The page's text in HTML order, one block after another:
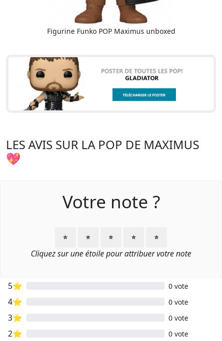
Figurine Funko POP Maximus unboxed
LES AVIS SUR LA POP DE MAXIMUS
💖
Votre note ?
⭐ ⭐ ⭐ ⭐ ⭐
Cliquez sur une étoile pour attribuer votre note
5⭐ 0 vote
4⭐ 0 vote
3⭐ 0 vote
2⭐ 0 vote